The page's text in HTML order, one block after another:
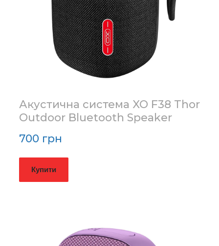
Акустична система XO F38 Thor
Outdoor Bluetooth Speaker
700 грн
Купити